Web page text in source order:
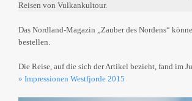
Reisen von Vulkankultour.
Das Nordland-Magazin „Zauber des Nordens“
bestellen.
Die Reise, auf die sich der Artikel bezieht, fand im
» Impressionen Westfjorde 2015